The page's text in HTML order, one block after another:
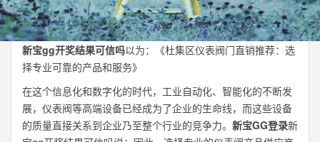
新宝gg开奖结果可信吗以为：《杜集区仪表阀门直销推荐：选
择专业可靠的产品和服务》
在这个信息化和数字化的时代，工业自动化、智能化的不断发
展，仪表阀等高端设备已经成为了企业的生命线，而这些设备
的质量直接关系到企业乃至整个行业的竞争力。 新宝GG登录新